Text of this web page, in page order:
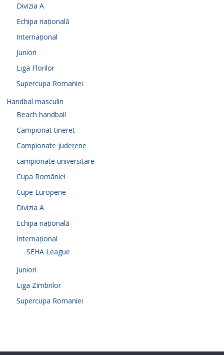
Divizia A
Echipa națională
Internațional
Juniori
Liga Florilor
Supercupa Romaniei
Handbal masculin
Beach handball
Campionat tineret
Campionate județene
campionate universitare
Cupa României
Cupe Europene
Divizia A
Echipa națională
Internațional
SEHA League
Juniori
Liga Zimbrilor
Supercupa Romaniei